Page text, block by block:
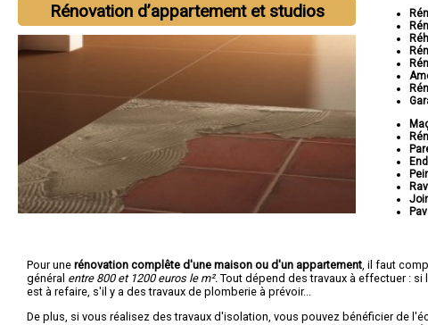
Rénovation d’appartement et studios
Pour une rénovation complête d'une maison ou d'un appartement , il faut
général entre 800 et 1200 euros le m². Tout dépend des travaux à effectuer : si
est à refaire, s'il y a des travaux de plomberie à prévoir...
De plus, si vous réalisez des travaux d'isolation, vous pouvez bénéficier de